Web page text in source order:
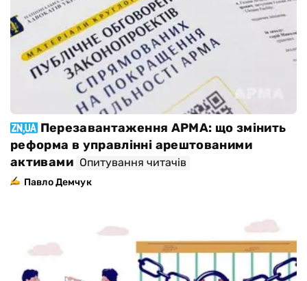
Перезавантаження АРМА: що змінить
реформа в управлінні арештованими
активами Опитування читачів
Павло Демчук